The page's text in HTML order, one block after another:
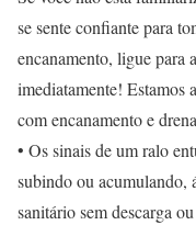
se sente confiante para
encanamento, ligue para a
imediatamente! Estamos
com encanamento e
• Os sinais de um ralo
subindo ou acumulando,
sanitário sem descarga